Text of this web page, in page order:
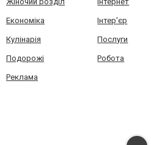
Економіка Інтер'єр
Кулінарія Послуги
Подорожі Робота
Реклама